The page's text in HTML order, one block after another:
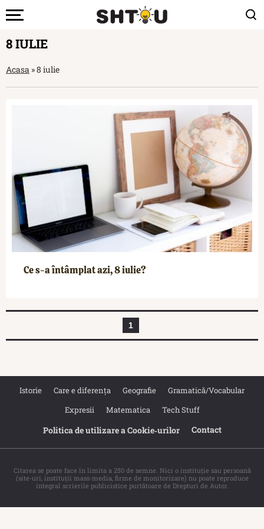
8 IULIE
Acasa »8 iulie
Ce s-a întâmplat azi, 8 iulie?
1
Istorie Care e diferența Geografie
Gramatică/Vocabular
Expresii
Matematica Tech Stuff
Politica de utilizare a Cookie‐urilor Contact
Citarea se poate face în limita a 250 de semne. Nici o instituţie sau persoană
(site-uri, instituţii mass-media, firme de monitorizare) nu poate reproduce
integral scrierile publicistice purtătoare de Drepturi de Autor.